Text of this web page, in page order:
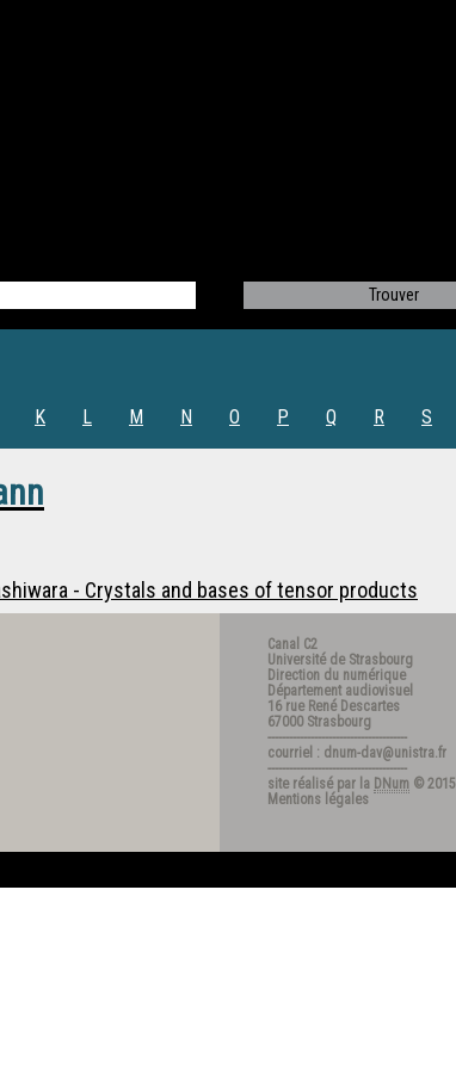
K L M N O P Q R S
- Crystals and bases of tensor products
Canal C2
Université de Strasbourg
Direction du numérique
Département audiovisuel
16 rue René Descartes
67000 Strasbourg
---------------------------------------
courriel : dnum-dav@unistra.fr
---------------------------------------
site réalisé par la DNum © 2015
Mentions légales